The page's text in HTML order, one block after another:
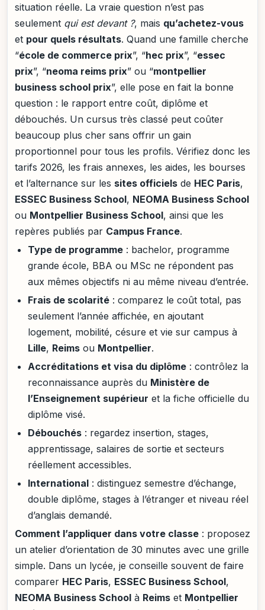
situation réelle. La vraie question n’est pas
seulement qui est devant ?, mais qu’achetez-vous
et pour quels résultats. Quand une famille cherche
“école de commerce prix”, “hec prix”, “essec
prix”, “neoma reims prix” ou “montpellier
business school prix”, elle pose en fait la bonne
question : le rapport entre coût, diplôme et
débouchés. Un cursus très classé peut coûter
beaucoup plus cher sans offrir un gain
proportionnel pour tous les profils. Vérifiez donc les
tarifs 2026, les frais annexes, les aides, les bourses
et l’alternance sur les sites officiels de HEC Paris,
ESSEC Business School, NEOMA Business School
ou Montpellier Business School, ainsi que les
repères publiés par Campus France.
Type de programme : bachelor, programme
grande école, BBA ou MSc ne répondent pas
aux mêmes objectifs ni au même niveau d’entrée.
Frais de scolarité : comparez le coût total, pas
seulement l’année affichée, en ajoutant
logement, mobilité, césure et vie sur campus à
Lille, Reims ou Montpellier.
Accréditations et visa du diplôme : contrôlez la
reconnaissance auprès du Ministère de
l’Enseignement supérieur et la fiche officielle du
diplôme visé.
Débouchés : regardez insertion, stages,
apprentissage, salaires de sortie et secteurs
réellement accessibles.
International : distinguez semestre d’échange,
double diplôme, stages à l’étranger et niveau réel
d’anglais demandé.
Comment l’appliquer dans votre classe : proposez
un atelier d’orientation de 30 minutes avec une grille
simple. Dans un lycée, je conseille souvent de faire
comparer HEC Paris, ESSEC Business School,
NEOMA Business School à Reims et Montpellier